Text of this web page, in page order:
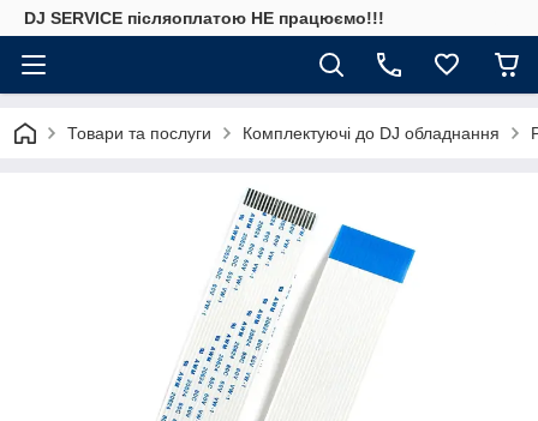
DJ SERVICE пiсляоплатою НЕ працюємо!!!
Товари та послуги Комплектуючі до DJ обладнання